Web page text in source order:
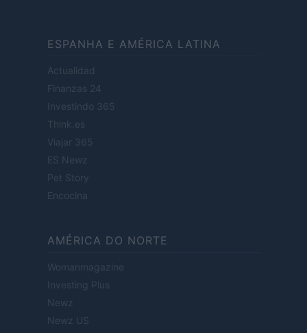
ESPANHA E AMÉRICA LATINA
Actualidad
Finanzas 24
Investindo 365
Think.es
Viajar 365
ES Newz
Pet Story
Encocina
AMÉRICA DO NORTE
Womanmagazine
Investing Plus
Newz
Newz US